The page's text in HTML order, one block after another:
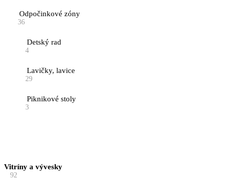
Odpočinkové zóny
36
Detský rad
4
Lavičky, lavice
29
Piknikové stoly
3
Vitríny a vývesky
92